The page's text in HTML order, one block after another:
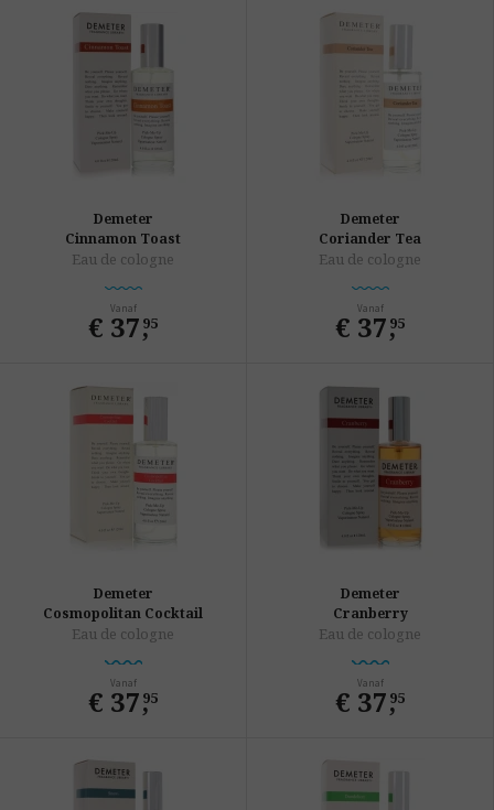
Demeter
Cinnamon Toast
Eau de cologne
Vanaf
€ 37,
95
Demeter
Coriander Tea
Eau de cologne
Vanaf
€ 37,
95
Demeter
Cosmopolitan Cocktail
Eau de cologne
Vanaf
€ 37,
95
Demeter
Cranberry
Eau de cologne
Vanaf
€ 37,
95